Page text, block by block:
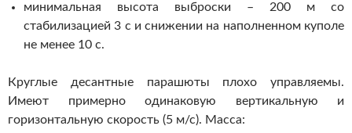
минимальная высота выброски – 200 м со
стабилизацией 3 с и снижении на наполненном куполе
не менее 10 с.
Круглые десантные парашюты плохо управляемы.
Имеют примерно одинаковую вертикальную и
горизонтальную скорость (5 м/с). Масса: